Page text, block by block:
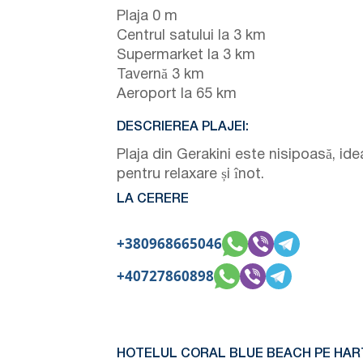
Plaja 0 m
Centrul satului la 3 km
Supermarket la 3 km
Tavernă 3 km
Aeroport la 65 km
DESCRIEREA PLAJEI:
Plaja din Gerakini este nisipoasă,
pentru relaxare și înot.
LA CERERE
+380968665046
+40727860898
HOTELUL CORAL BLUE BEACH PE